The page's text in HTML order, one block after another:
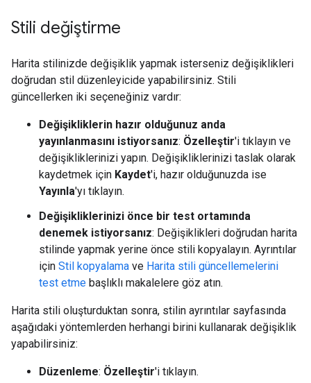
Stili değiştirme
Harita stilinizde değişiklik yapmak isterseniz değişiklikleri
doğrudan stil düzenleyicide yapabilirsiniz. Stili
güncellerken iki seçeneğiniz vardır:
Değişikliklerin hazır olduğunuz anda
yayınlanmasını istiyorsanız: Özelleştir'i tıklayın ve
değişikliklerinizi yapın. Değişikliklerinizi taslak olarak
kaydetmek için Kaydet'i, hazır olduğunuzda ise
Yayınla'yı tıklayın.
Değişikliklerinizi önce bir test ortamında
denemek istiyorsanız: Değişiklikleri doğrudan harita
stilinde yapmak yerine önce stili kopyalayın. Ayrıntılar
için Stil kopyalama ve Harita stili güncellemelerini
test etme başlıklı makalelere göz atın.
Harita stili oluşturduktan sonra, stilin ayrıntılar sayfasında
aşağıdaki yöntemlerden herhangi birini kullanarak değişiklik
yapabilirsiniz:
Düzenleme: Özelleştir'i tıklayın.